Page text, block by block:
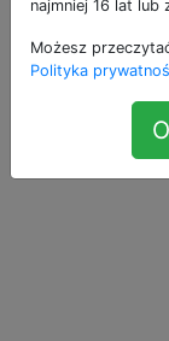
21
najmniej 16 lat lub
Możesz
Polityka